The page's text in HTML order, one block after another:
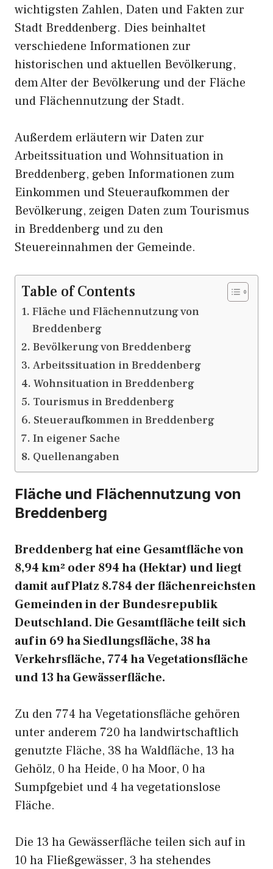
wichtigsten Zahlen, Daten und Fakten zur
Stadt Breddenberg. Dies beinhaltet
verschiedene Informationen zur
historischen und aktuellen Bevölkerung,
dem Alter der Bevölkerung und der Fläche
und Flächennutzung der Stadt.
Außerdem erläutern wir Daten zur
Arbeitssituation und Wohnsituation in
Breddenberg, geben Informationen zum
Einkommen und Steueraufkommen der
Bevölkerung, zeigen Daten zum Tourismus
in Breddenberg und zu den
Steuereinnahmen der Gemeinde.
Table of Contents
Fläche und Flächennutzung von
Breddenberg
Bevölkerung von Breddenberg
Arbeitssituation in Breddenberg
Wohnsituation in Breddenberg
Tourismus in Breddenberg
Steueraufkommen in Breddenberg
In eigener Sache
Quellenangaben
Fläche und Flächennutzung von
Breddenberg
Breddenberg hat eine Gesamtfläche von
8,94 km² oder 894 ha (Hektar) und liegt
damit auf Platz 8.784 der flächenreichsten
Gemeinden in der Bundesrepublik
Deutschland. Die Gesamtfläche teilt sich
auf in 69 ha Siedlungsfläche, 38 ha
Verkehrsfläche, 774 ha Vegetationsfläche
und 13 ha Gewässerfläche.
Zu den 774 ha Vegetationsfläche gehören
unter anderem 720 ha landwirtschaftlich
genutzte Fläche, 38 ha Waldfläche, 13 ha
Gehölz, 0 ha Heide, 0 ha Moor, 0 ha
Sumpfgebiet und 4 ha vegetationslose
Fläche.
Die 13 ha Gewässerfläche teilen sich auf in
10 ha Fließgewässer, 3 ha stehendes